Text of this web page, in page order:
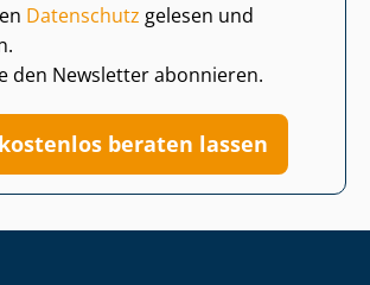
Datenschutz gelesen und
den Newsletter abonnieren.
beraten lassen